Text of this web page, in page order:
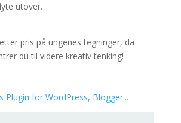
utover.
pris på ungenes tegninger, da
du til videre kreativ tenking!